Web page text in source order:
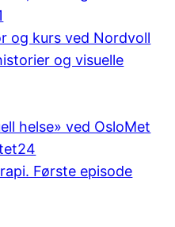
og kurs ved Nordvoll
og visuelle
helse» ved OsloMet
Første episode